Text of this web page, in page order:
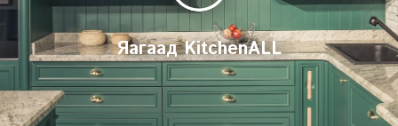
Яагаад KitchenALL